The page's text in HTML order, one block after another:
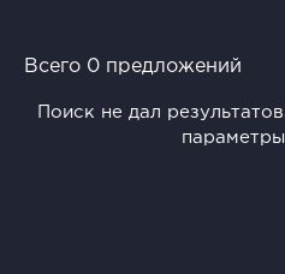
Всего 0 предложений
Поиск не дал